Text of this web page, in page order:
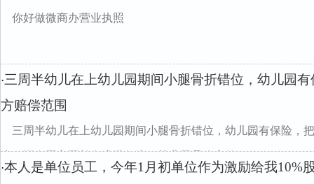
你好做微商办营业执照
·三周半幼儿在上幼儿园期间小腿骨折错位，幼儿园
方赔偿范围
三周半幼儿在上幼儿园期间小腿骨折错位，幼儿园有保险，
少，还有园方园长有逃避行为，幼儿园是公家的
·本人是单位员工，今年1月初单位作为激励给我10%